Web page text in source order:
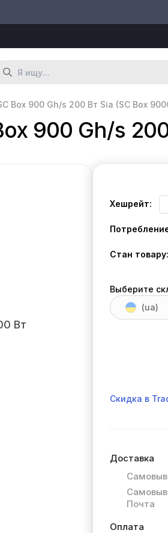
Box 900 Gh/s 200 Вт Sia (SC Box
900 Gh/s
Хешрейт:
Стан товару:
Выберите
(ua)
Скидка в
Доставка
Почта
Оплата